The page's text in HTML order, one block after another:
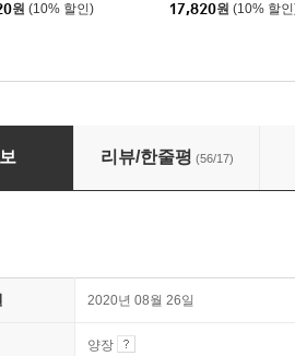
원 (10% 할인)
17,820원 (10% 할
리뷰/한줄평 (56/17)
2020년 08월 26일
양장